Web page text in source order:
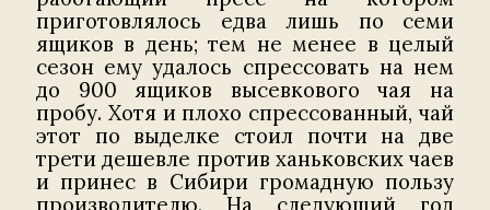
приготовлялось едва лишь по семи
ящиков в день; тем не менее в целый
сезон ему удалось спрессовать на нем
до 900 ящиков высевкового чая на
пробу. Хотя и плохо спрессованный, чай
этот по выделке стоил почти на две
трети дешевле против ханьковских чаев
и принес в Сибири громадную пользу
производителю. На следующий год